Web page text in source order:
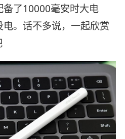
了10000毫安时大电
。话不多说，一起欣赏